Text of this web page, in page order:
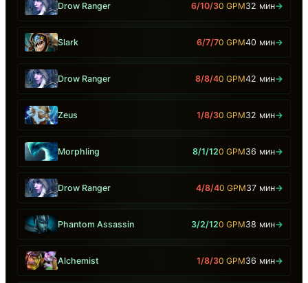
Drow Ranger 6/10/30 GPM32 мин→
Slark 6/7/70 GPM40 мин→
Drow Ranger 8/8/40 GPM42 мин→
Zeus 1/8/30 GPM32 мин→
Morphling 8/1/120 GPM36 мин→
Drow Ranger 4/8/40 GPM37 мин→
Phantom Assassin 3/2/120 GPM38 мин→
Alchemist 1/8/30 GPM36 мин→